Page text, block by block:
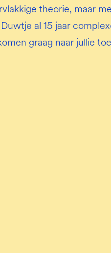
theorie, maar
al 15 jaar
graag naar jullie